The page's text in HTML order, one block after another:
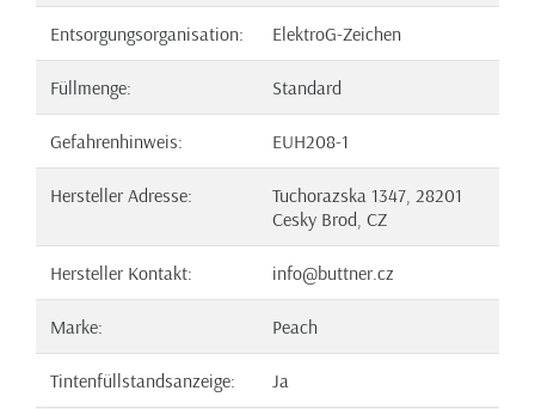
Entsorgungsorganisation: ElektroG-Zeichen
Füllmenge: Standard
Gefahrenhinweis: EUH208-1
Hersteller Adresse:
Tuchorazska 1347, 28201
Cesky Brod, CZ
Hersteller Kontakt: info@buttner.cz
Marke: Peach
Tintenfüllstandsanzeige: Ja